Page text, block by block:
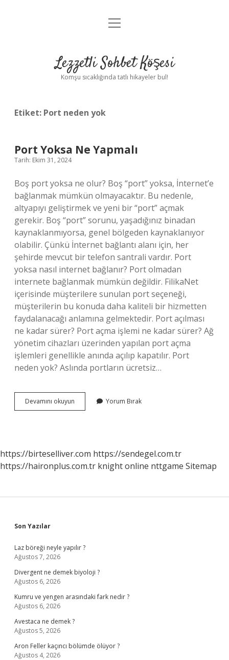
Anasayfa
Yasal Uyarı
menüyü
Lezzetli Sohbet Köşesi
Komşu sıcaklığında tatlı hikayeler bul!
Etiket: Port neden yok
Port Yoksa Ne Yapmalı
Tarih: Ekim 31, 2024
Boş port yoksa ne olur? Boş “port” yoksa, İnternet’e
bağlanmak mümkün olmayacaktır. Bu nedenle,
altyapıyı geliştirmek ve yeni bir “port” açmak
gerekir. Boş “port” sorunu, yaşadığınız binadan
kaynaklanmıyorsa, genel bölgeden kaynaklanıyor
olabilir. Çünkü İnternet bağlantı alanı için, her
şehirde mevcut bir telefon santrali vardır. Port
yoksa nasıl internet bağlanır? Port olmadan
internete bağlanmak mümkün değildir. FilikaNet
içerisinde müşterilere sunulan port seçeneği,
müşterilerin bu konuda daha kaliteli bir hizmetten
faydalanacağı anlamına gelmektedir. Port açılması
ne kadar sürer? Port açma işlemi ne kadar sürer? Ağ
yönetim cihazları üzerinden yapılan port açma
işlemleri genellikle anında açılıp kapatılır. Port
neden yok? Aslında portların ücretsiz…
Devamını okuyun
Yoksa
Yorum Bırak
https://birteselliver.com https://sendegel.com.tr
https://haironplus.com.tr knight online nttgame Sitemap
Sidebar
Son Yazılar
Laz böreği neyle yapılır ?
Ağustos 7, 2026
Divergent ne demek biyoloji ?
Ağustos 6, 2026
Kumru ve yengen arasındaki fark nedir ?
Ağustos 6, 2026
Avestaca ne demek ?
Ağustos 5, 2026
Aron Feller kaçıncı bölümde ölüyor ?
Ağustos 4, 2026